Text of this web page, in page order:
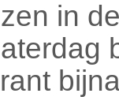
in